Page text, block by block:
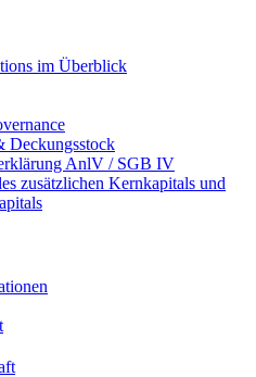
im Überblick
Deckungsstock
AnlV / SGB IV
zusätzlichen Kernkapitals und